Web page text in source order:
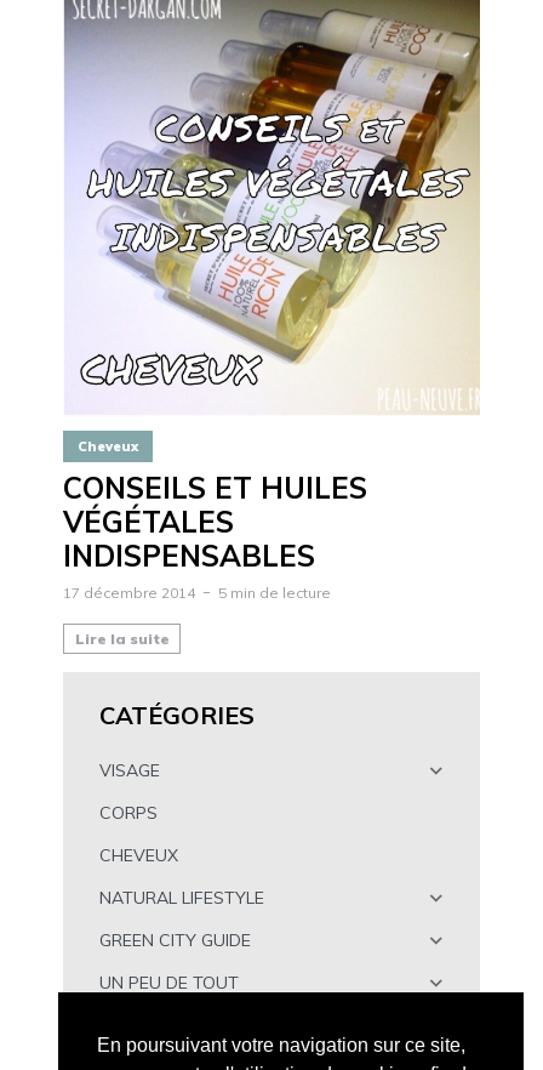
Cheveux
CONSEILS ET HUILES
VÉGÉTALES
INDISPENSABLES
17 décembre 2014 5 min de lecture
Lire la suite
CATÉGORIES
VISAGE
CORPS
CHEVEUX
NATURAL LIFESTYLE
GREEN CITY GUIDE
UN PEU DE TOUT
En poursuivant votre navigation sur ce site,